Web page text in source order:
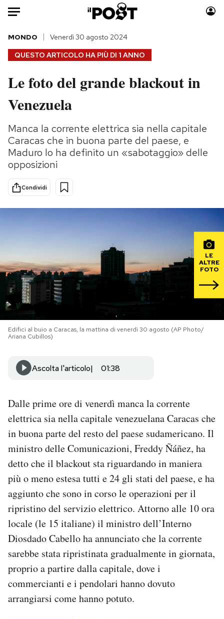
Auto
HOME
Italia
Politica
Tecnologia
Internet
Scienza
Cultura
Economia
Moda
Storie/Idee
Ok Boomer!
Media
NEWSLETTER
I MIEI PREFERITI
CALENDARIO
AREA PERSONALE
Area Personale
Regala il Post
Hai bisogno di aiuto?
Esci
QUESTO ARTICOLO HA PIÙ DI 1 ANNO
MONDO Venerdì 30 agosto 2024
Le foto del grande blackout in
Venezuela
Manca la corrente elettrica sia nella capitale
Caracas che in buona parte del paese, e
Maduro lo ha definito un «sabotaggio» delle
opposizioni
Condividi
LE
ALTRE
FOTO
Edifici al buio a Caracas, la mattina di venerdì 30 agosto (AP Photo/
Ariana Cubillos)
Ascolta l'articolo 01:38
Dalle prime ore di venerdì manca la corrente
elettrica sia nella capitale venezuelana Caracas che
in buona parte del resto del paese sudamericano. Il
ministro delle Comunicazioni, Freddy Ñáñez, ha
detto che il blackout sta riguardando in maniera
più o meno estesa tutti e 24 gli stati del paese, e ha
aggiunto che sono in corso le operazioni per il
ripristino del servizio elettrico. Attorno alle 10 ora
locale (le 15 italiane) il ministro dell’Interno
Diosdado Cabello ha annunciato che la corrente
sarebbe stata ripristinata gradualmente in giornata,
proprio a partire dalla capitale, dove i
commercianti e i pendolari hanno dovuto
arrangiarsi come hanno potuto.